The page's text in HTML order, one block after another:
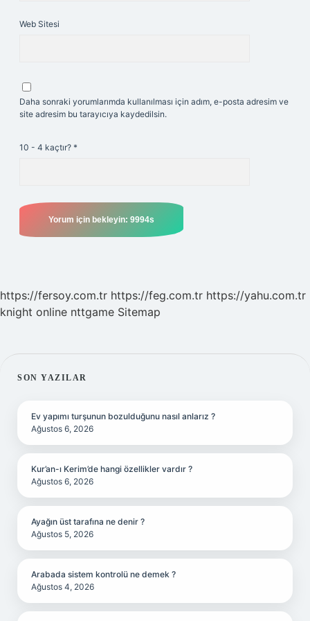
Web Sitesi
Daha sonraki yorumlarımda kullanılması için adım, e-posta adresim ve
site adresim bu tarayıcıya kaydedilsin.
10 - 4 kaçtır? *
https://fersoy.com.tr https://feg.com.tr https://yahu.com.tr
knight online nttgame Sitemap
SIDEBAR
SON YAZILAR
Ev yapımı turşunun bozulduğunu nasıl anlarız ?
Ağustos 6, 2026
Kur’an-ı Kerim’de hangi özellikler vardır ?
Ağustos 6, 2026
Ayağın üst tarafına ne denir ?
Ağustos 5, 2026
Arabada sistem kontrolü ne demek ?
Ağustos 4, 2026